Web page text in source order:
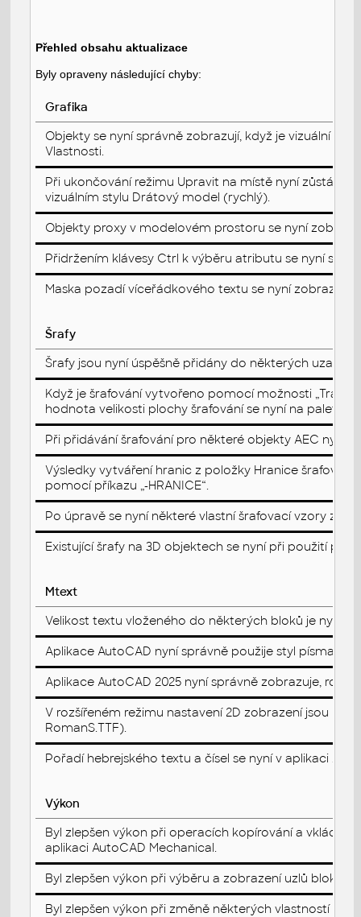
Přehled obsahu aktualizace
Byly opraveny následující chyby:
Grafika
Objekty se nyní správně zobrazují, když je vizuální
Vlastnosti.
Při ukončování režimu Upravit na místě nyní
vizuálním stylu Drátový model (rychlý).
Objekty proxy v modelovém prostoru se nyní
Přidržením klávesy Ctrl k výběru atributu se nyní
Maska pozadí víceřádkového textu se nyní zobrazuje
Šrafy
Šrafy jsou nyní úspěšně přidány do některých
Když je šrafování vytvořeno pomocí možnosti
hodnota velikosti plochy šrafování se nyní na paletě
Při přidávání šrafování pro některé objekty AEC nyní
Výsledky vytváření hranic z položky Hranice
pomocí příkazu „-HRANICE“.
Po úpravě se nyní některé vlastní šrafovací vzory
Existující šrafy na 3D objektech se nyní při použití
Mtext
Velikost textu vloženého do některých bloků je nyní
Aplikace AutoCAD nyní správně použije styl písma,
Aplikace AutoCAD 2025 nyní správně zobrazuje,
V rozšířeném režimu nastavení 2D zobrazení jsou
RomanS.TTF).
Pořadí hebrejského textu a čísel se nyní v aplikaci
Výkon
Byl zlepšen výkon při operacích kopírování a
aplikaci AutoCAD Mechanical.
Byl zlepšen výkon při výběru a zobrazení uzlů bloků v
Byl zlepšen výkon při změně některých vlastností